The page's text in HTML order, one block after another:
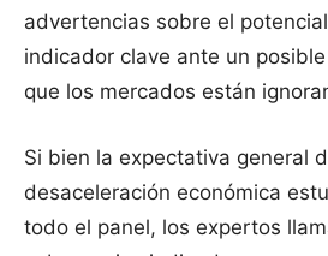
advertencias sobre el
indicador clave ante un
que los mercados están
Si bien la expectativa general
desaceleración económica
todo el panel, los expertos